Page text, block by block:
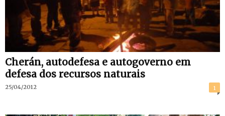
Cherán, autodefesa e autogoverno em
defesa dos recursos naturais
25/04/2012 1